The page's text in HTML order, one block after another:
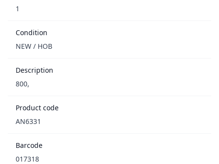
1
Condition
NEW / НОВ
Description
800,
Product code
AN6331
Barcode
017318